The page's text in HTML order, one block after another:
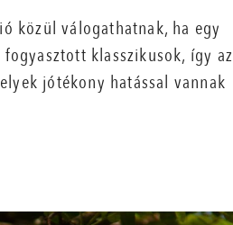
közül válogathatnak, ha egy
klasszikusok, így az
jótékony hatással vannak